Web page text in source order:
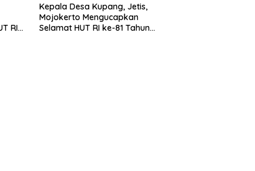
RI
Kepala Desa Kupang, Jetis,
Mojokerto Mengucapkan
Selamat HUT RI ke-81 Tahun